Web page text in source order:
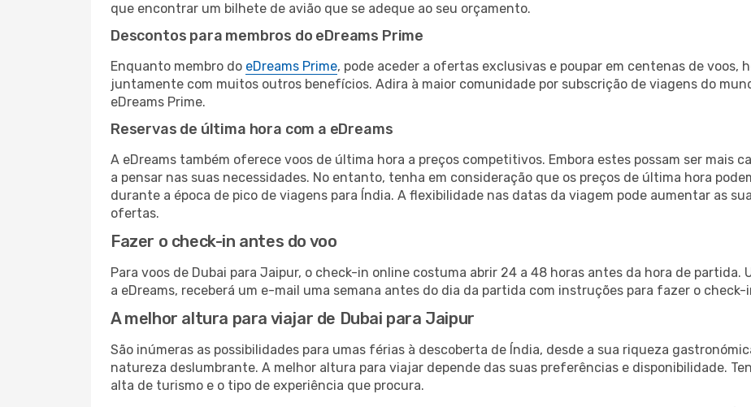
que encontrar um bilhete de avião que se adeque ao seu orçamento.
Descontos para membros do eDreams Prime
Enquanto membro do eDreams Prime, pode aceder a ofertas exclusivas e poupar em centenas de voos,
juntamente com muitos outros benefícios. Adira à maior comunidade por subscrição de viagens do
eDreams Prime.
Reservas de última hora com a eDreams
A eDreams também oferece voos de última hora a preços competitivos. Embora estes possam ser mais
a pensar nas suas necessidades. No entanto, tenha em consideração que os preços de última hora
durante a época de pico de viagens para Índia. A flexibilidade nas datas da viagem pode aumentar as
ofertas.
Fazer o check-in antes do voo
Para voos de Dubai para Jaipur, o check-in online costuma abrir 24 a 48 horas antes da hora de partida.
a eDreams, receberá um e-mail uma semana antes do dia da partida com instruções para fazer o check-
A melhor altura para viajar de Dubai para Jaipur
São inúmeras as possibilidades para umas férias à descoberta de Índia, desde a sua riqueza
natureza deslumbrante. A melhor altura para viajar depende das suas preferências e disponibilidade.
alta de turismo e o tipo de experiência que procura.